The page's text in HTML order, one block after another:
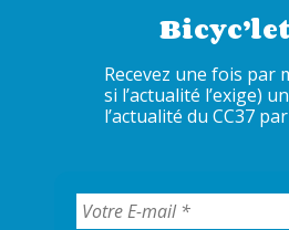
Recevez une fois par
si l’actualité l’exige)
l’actualité du CC37